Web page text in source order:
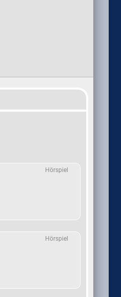
Hörspiel
Hörspiel